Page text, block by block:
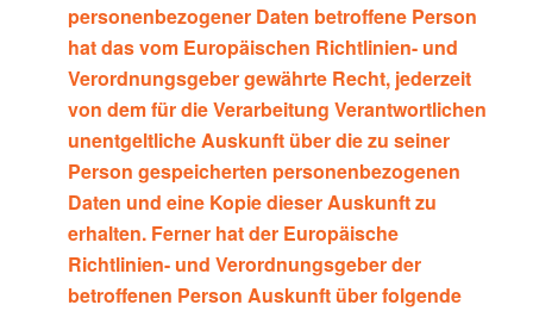
personenbezogener Daten betroffene Person
hat das vom Europäischen Richtlinien- und
Verordnungsgeber gewährte Recht, jederzeit
von dem für die Verarbeitung Verantwortlichen
unentgeltliche Auskunft über die zu seiner
Person gespeicherten personenbezogenen
Daten und eine Kopie dieser Auskunft zu
erhalten. Ferner hat der Europäische
Richtlinien- und Verordnungsgeber der
betroffenen Person Auskunft über folgende